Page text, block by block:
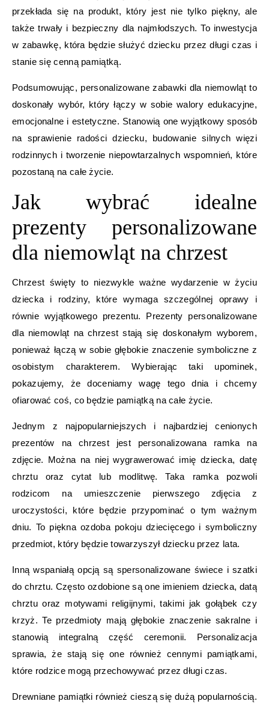
przekłada się na produkt, który jest nie tylko piękny, ale
także trwały i bezpieczny dla najmłodszych. To inwestycja
w zabawkę, która będzie służyć dziecku przez długi czas i
stanie się cenną pamiątką.
Podsumowując, personalizowane zabawki dla niemowląt to
doskonały wybór, który łączy w sobie walory edukacyjne,
emocjonalne i estetyczne. Stanowią one wyjątkowy sposób
na sprawienie radości dziecku, budowanie silnych więzi
rodzinnych i tworzenie niepowtarzalnych wspomnień, które
pozostaną na całe życie.
Jak wybrać idealne
prezenty personalizowane
dla niemowląt na chrzest
Chrzest święty to niezwykle ważne wydarzenie w życiu
dziecka i rodziny, które wymaga szczególnej oprawy i
równie wyjątkowego prezentu. Prezenty personalizowane
dla niemowląt na chrzest stają się doskonałym wyborem,
ponieważ łączą w sobie głębokie znaczenie symboliczne z
osobistym charakterem. Wybierając taki upominek,
pokazujemy, że doceniamy wagę tego dnia i chcemy
ofiarować coś, co będzie pamiątką na całe życie.
Jednym z najpopularniejszych i najbardziej cenionych
prezentów na chrzest jest personalizowana ramka na
zdjęcie. Można na niej wygrawerować imię dziecka, datę
chrztu oraz cytat lub modlitwę. Taka ramka pozwoli
rodzicom na umieszczenie pierwszego zdjęcia z
uroczystości, które będzie przypominać o tym ważnym
dniu. To piękna ozdoba pokoju dziecięcego i symboliczny
przedmiot, który będzie towarzyszył dziecku przez lata.
Inną wspaniałą opcją są spersonalizowane świece i szatki
do chrztu. Często ozdobione są one imieniem dziecka, datą
chrztu oraz motywami religijnymi, takimi jak gołąbek czy
krzyż. Te przedmioty mają głębokie znaczenie sakralne i
stanowią integralną część ceremonii. Personalizacja
sprawia, że stają się one również cennymi pamiątkami,
które rodzice mogą przechowywać przez długi czas.
Drewniane pamiątki również cieszą się dużą popularnością.